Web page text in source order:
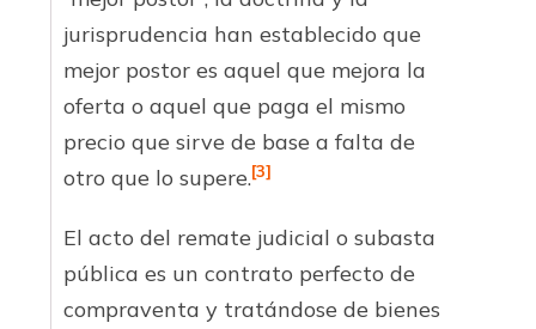
jurisprudencia han establecido que
mejor postor es aquel que mejora la
oferta o aquel que paga el mismo
precio que sirve de base a falta de
otro que lo supere.[3]
El acto del remate judicial o subasta
pública es un contrato perfecto de
compraventa y tratándose de bienes